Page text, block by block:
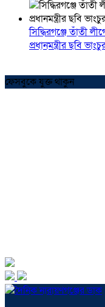
সিদ্ধিরগঞ্জে তাঁতী
প্রধানমন্ত্রীর ছবি
ফেসবুকে যুক্ত থাকুন